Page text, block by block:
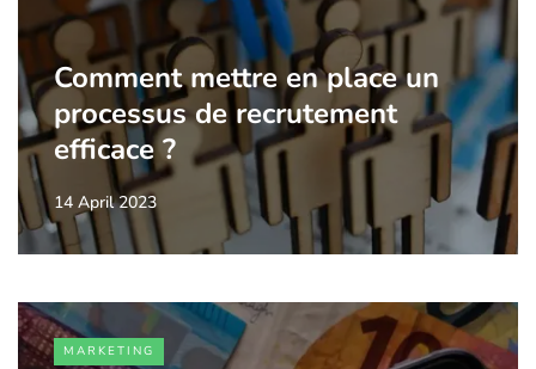
Comment mettre en place un
processus de recrutement
efficace ?
14 April 2023
MARKETING